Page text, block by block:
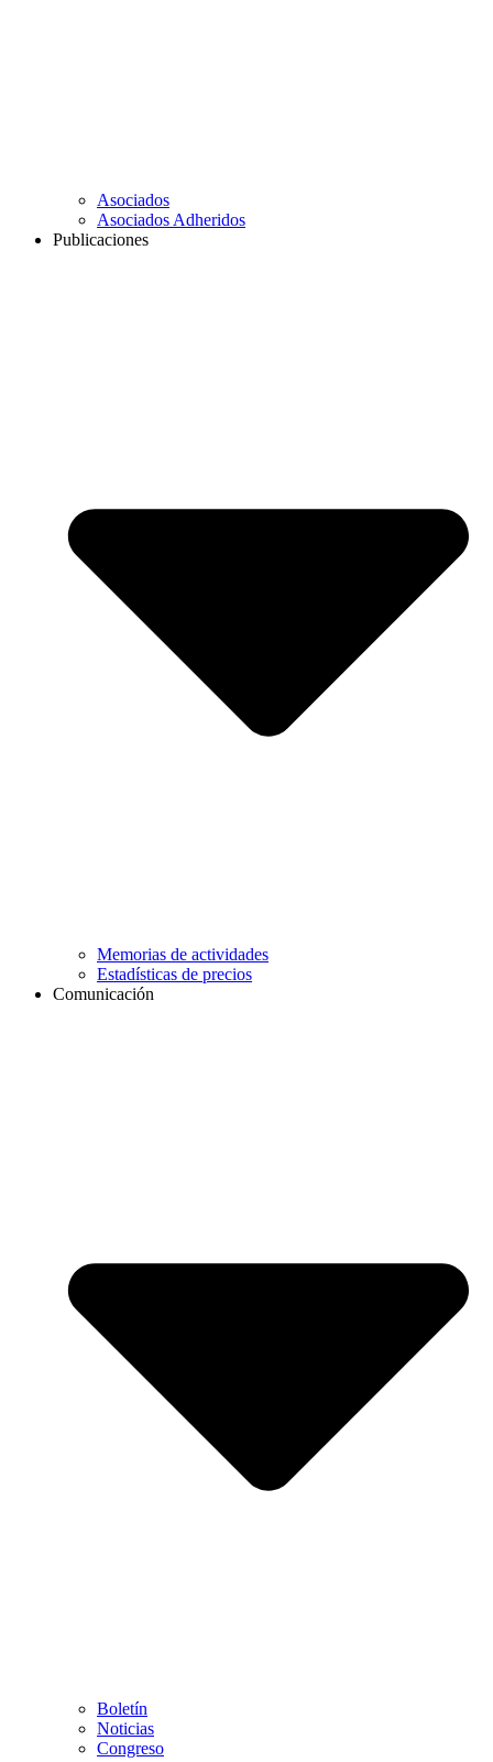
Asociados
Asociados Adheridos
Publicaciones
Memorias de actividades
Estadísticas de precios
Comunicación
Boletín
Noticias
Congreso